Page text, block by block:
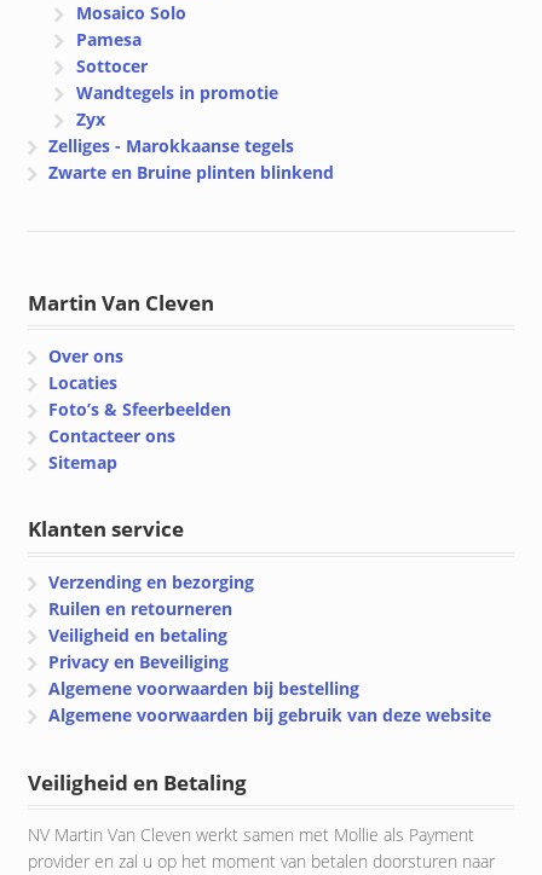
Mosaico Solo
Pamesa
Sottocer
Wandtegels in promotie
Zyx
Zelliges - Marokkaanse tegels
Zwarte en Bruine plinten blinkend
Martin Van Cleven
Over ons
Locaties
Foto’s & Sfeerbeelden
Contacteer ons
Sitemap
Klanten service
Verzending en bezorging
Ruilen en retourneren
Veiligheid en betaling
Privacy en Beveiliging
Algemene voorwaarden bij bestelling
Algemene voorwaarden bij gebruik van deze website
Veiligheid en Betaling
NV Martin Van Cleven werkt samen met Mollie als Payment
provider en zal u op het moment van betalen doorsturen naar